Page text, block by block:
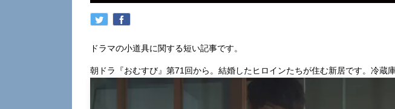
ドラマの小道具に関する短い記事です。
朝ドラ『おむすび』第71回から。結婚したヒロインたちが住む新居です。冷蔵